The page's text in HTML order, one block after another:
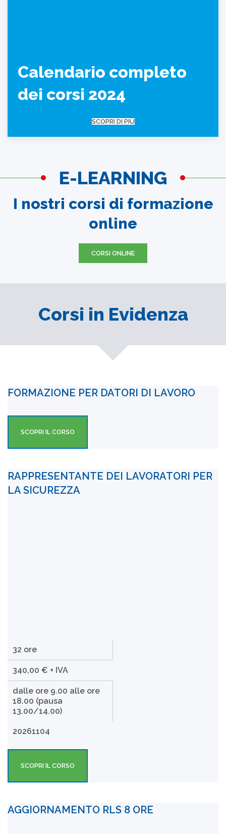
Calendario completo
dei corsi 2024
SCOPRI DI PIÙ
E-LEARNING
I nostri corsi di formazione
online
CORSI ONLINE
Corsi in Evidenza
FORMAZIONE PER DATORI DI LAVORO
SCOPRI IL CORSO
RAPPRESENTANTE DEI LAVORATORI PER
LA SICUREZZA
32 ore
340,00 € + IVA
dalle ore 9.00 alle ore
18.00 (pausa
13.00/14.00)
20261104
SCOPRI IL CORSO
AGGIORNAMENTO RLS 8 ORE